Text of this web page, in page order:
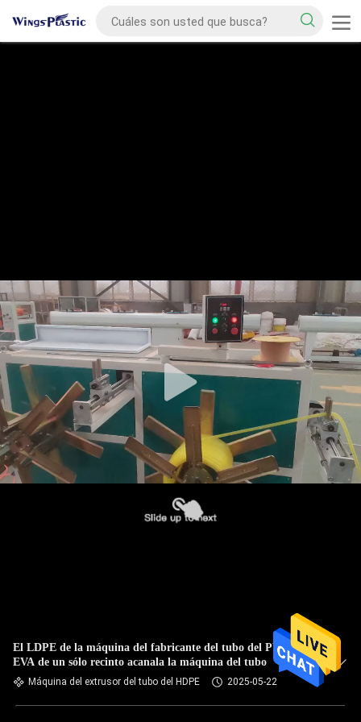
El LDPE de la máquina del fabricante del tubo del PVC de
EVA de un sólo recinto acanala la máquina del tubo
Máquina del extrusor del tubo del HDPE 2025-05-22